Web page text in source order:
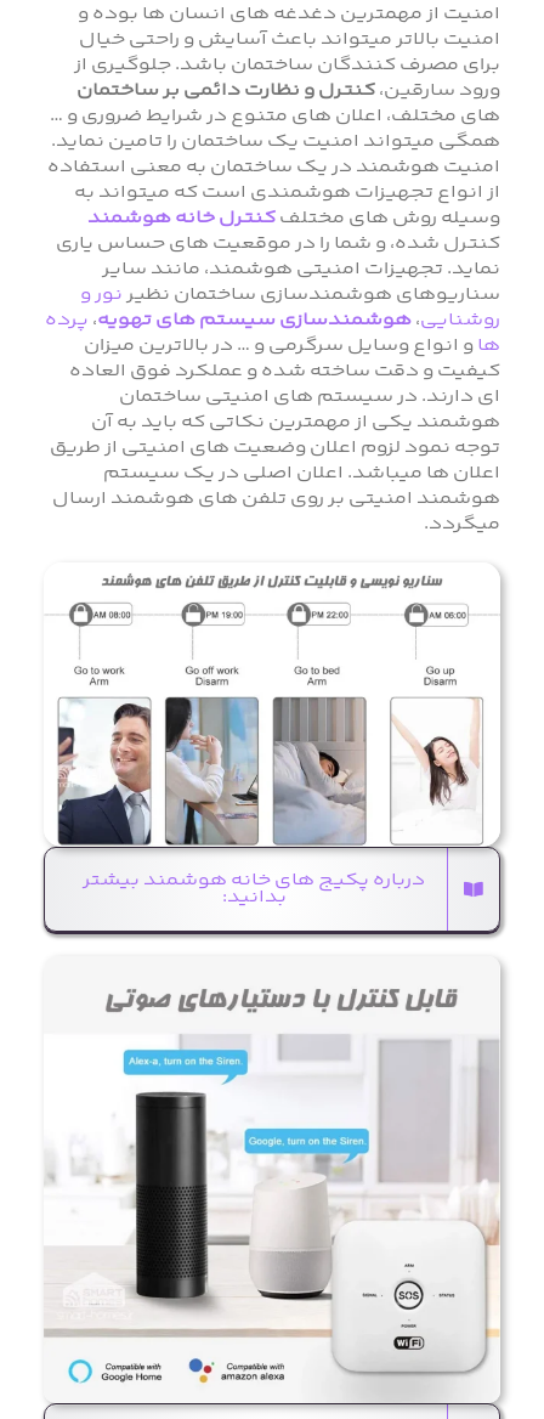
امنیت از مهمترین دغدغه های انسان ها بوده و
امنیت بالاتر میتواند باعث آسایش و راحتی خیال
برای مصرف کنندگان ساختمان باشد. جلوگیری از
ورود سارقین،کنترل و نظارت دائمی بر ساختمان
های مختلف، اعلان های متنوع در شرایط ضروری و …
همگی میتواند امنیت یک ساختمان را تامین نماید.
امنیت هوشمند در یک ساختمان به معنی استفاده
از انواع تجهیزات هوشمندی است که میتواند به
وسیله روش های مختلفکنترل خانه هوشمند
کنترل شده، و شما را در موقعیت های حساس یاری
نماید. تجهیزات امنیتی هوشمند، مانند سایر
سناریوهای هوشمندسازی ساختمان نظیرنور و
روشنایی،هوشمندسازی سیستم های تهویه، پرده
هاو انواع وسایل سرگرمی و … در بالاترین میزان
کیفیت و دقت ساخته شده و عملکرد فوق العاده
ای دارند. در سیستم های امنیتی ساختمان
هوشمند یکی از مهمترین نکاتی که باید به آن
توجه نمود لزوم اعلان وضعیت های امنیتی از طریق
اعلان ها میباشد. اعلان اصلی در یک سیستم
هوشمند امنیتی بر روی تلفن های هوشمند ارسال
میگردد.
درباره پکیج های خانه هوشمند بیشتر
بدانید: